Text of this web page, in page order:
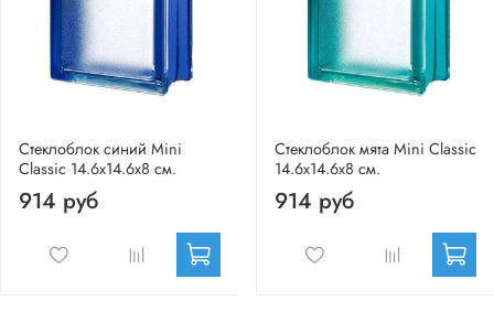
Стеклоблок синий Mini
Classic 14.6x14.6x8 см.
914 руб
Стеклоблок мята Mini Classic
14.6x14.6x8 см.
914 руб